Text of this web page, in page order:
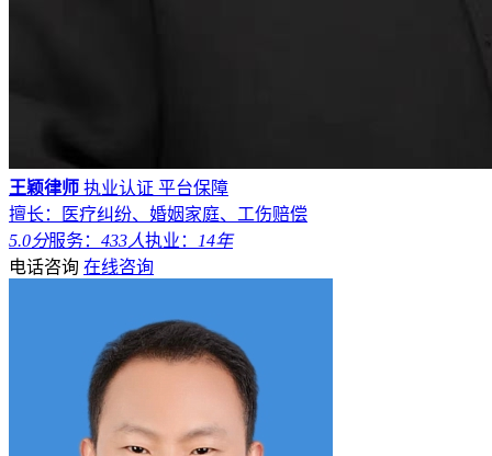
王颖律师 执业认证 平台保障
擅长：医疗纠纷、婚姻家庭、工伤赔偿
5.0分服务： 433人执业： 14年
电话咨询 在线咨询